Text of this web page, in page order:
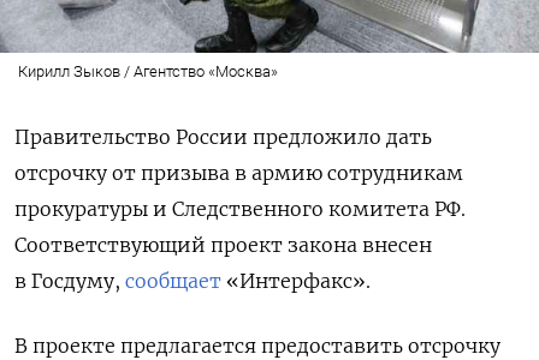
Кирилл Зыков / Агентство «Москва»
Правительство России предложило дать
отсрочку от призыва в армию сотрудникам
прокуратуры и Следственного комитета РФ.
Соответствующий проект закона внесен
в Госдуму, сообщает «Интерфакс».
В проекте предлагается предоставить отсрочку